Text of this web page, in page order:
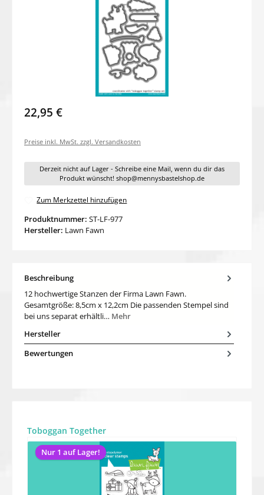
22,95 €
Preise inkl. MwSt. zzgl. Versandkosten
Derzeit nicht auf Lager - Schreibe eine Mail, wenn du dir das
Produkt wünscht! shop@mennysbastelshop.de
Zum Merkzettel hinzufügen
Produktnummer: ST-LF-977
Hersteller: Lawn Fawn
Beschreibung
12 hochwertige Stanzen der Firma Lawn Fawn.
Gesamtgröße: 8,5cm x 12,2cm Die passenden Stempel sind
bei uns separat erhältli… Mehr
Hersteller
Bewertungen
Produktgalerie überspringen
Toboggan Together
Nur 1 auf Lager!